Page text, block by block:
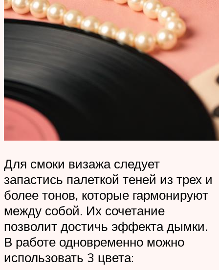
Для смоки визажа следует
запастись палеткой теней из трех и
более тонов, которые гармонируют
между собой. Их сочетание
позволит достичь эффекта дымки.
В работе одновременно можно
использовать 3 цвета: